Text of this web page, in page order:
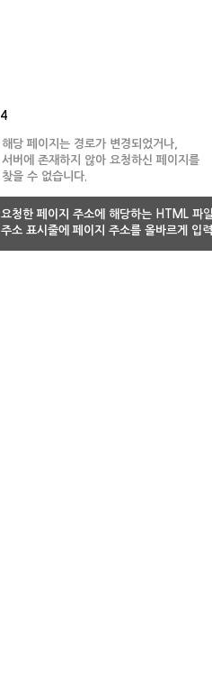
해당 페이지는 경로가 변경되었거나,
서버에 존재하지 않아 요청하신 페이지를
찾을 수 없습니다.
요청한 페이지 주소에 해당하는 HTML 파
주소 표시줄에 페이지 주소를 올바르게 입